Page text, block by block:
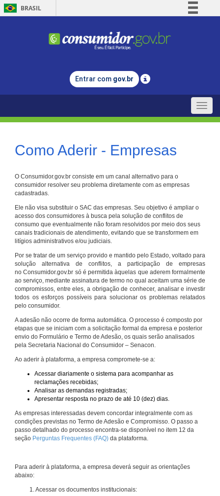
BRASIL
Comunica BR
Legislação
Entrar com gov.br
Toggle
Como Aderir - Empresas
O Consumidor.gov.br consiste em um canal alternativo para o
consumidor resolver seu problema diretamente com as empresas
cadastradas.
Ele não visa substituir o SAC das empresas. Seu objetivo é ampliar o
acesso dos consumidores à busca pela solução de conflitos de
consumo que eventualmente não foram resolvidos por meio dos seus
canais tradicionais de atendimento, evitando que se transformem em
litígios administrativos e/ou judiciais.
Por se tratar de um serviço provido e mantido pelo Estado, voltado para
solução alternativa de conflitos, a participação de empresas
no Consumidor.gov.br só é permitida àquelas que aderem formalmente
ao serviço, mediante assinatura de termo no qual aceitam uma série de
compromissos, entre eles, a obrigação de conhecer, analisar e investir
todos os esforços possíveis para solucionar os problemas relatados
pelo consumidor.
A adesão não ocorre de forma automática. O processo é composto por
etapas que se iniciam com a solicitação formal da empresa e posterior
envio do Formulário e Termo de Adesão, os quais serão analisados
pela Secretaria Nacional do Consumidor – Senacon.
Ao aderir à plataforma, a empresa compromete-se a:
Acessar diariamente o sistema para acompanhar as
reclamações recebidas;
Analisar as demandas registradas;
Apresentar resposta no prazo de até 10 (dez) dias.
As empresas interessadas devem concordar integralmente com as
condições previstas no Termo de Adesão e Compromisso. O passo a
passo detalhado do processo encontra-se disponível no item 12 da
seção Perguntas Frequentes (FAQ) da plataforma.
Para aderir à plataforma, a empresa deverá seguir as orientações
abaixo:
1. Acessar os documentos institucionais: